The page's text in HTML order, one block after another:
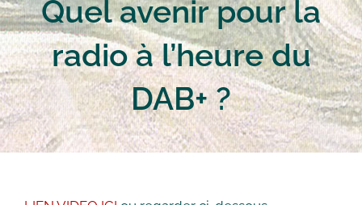
Sylvie Robert
Actualités
Contact
Quel avenir pour la
radio à l’heure du
DAB+ ?